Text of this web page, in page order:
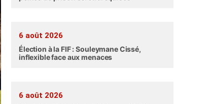
6 août 2026
Élection à la FIF : Souleymane Cissé,
inflexible face aux menaces
6 août 2026